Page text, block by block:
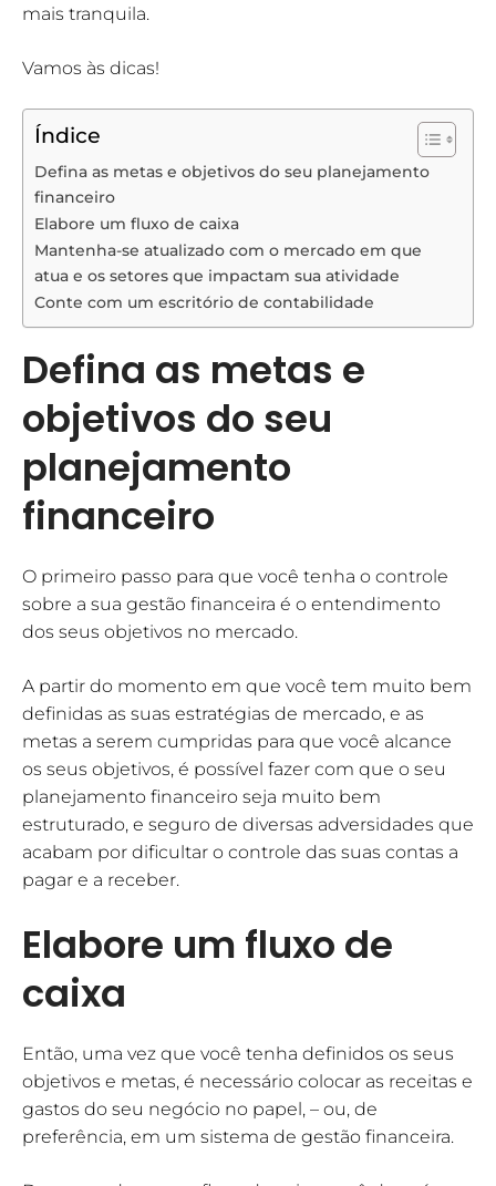
mais tranquila.
Vamos às dicas!
Índice
Defina as metas e objetivos do seu planejamento
financeiro
Elabore um fluxo de caixa
Mantenha-se atualizado com o mercado em que
atua e os setores que impactam sua atividade
Conte com um escritório de contabilidade
Defina as metas e
objetivos do seu
planejamento
financeiro
O primeiro passo para que você tenha o controle
sobre a sua gestão financeira é o entendimento
dos seus objetivos no mercado.
A partir do momento em que você tem muito bem
definidas as suas estratégias de mercado, e as
metas a serem cumpridas para que você alcance
os seus objetivos, é possível fazer com que o seu
planejamento financeiro seja muito bem
estruturado, e seguro de diversas adversidades que
acabam por dificultar o controle das suas contas a
pagar e a receber.
Elabore um fluxo de
caixa
Então, uma vez que você tenha definidos os seus
objetivos e metas, é necessário colocar as receitas e
gastos do seu negócio no papel, – ou, de
preferência, em um sistema de gestão financeira.